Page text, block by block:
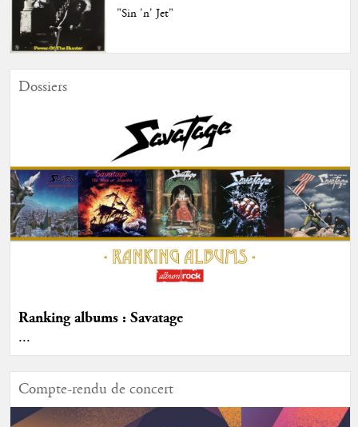
"Sin 'n' Jet"
Dossiers
Ranking albums : Savatage
...
Compte-rendu de concert